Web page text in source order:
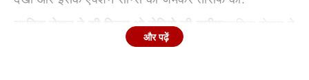
ऋतिक रोशन ने की फिल्म ओ रोमियो की तारीफ
ओ रोमियो देखने के बाद शाहिद कपूर की जमकर तारीफ की है.
और पढ़ें